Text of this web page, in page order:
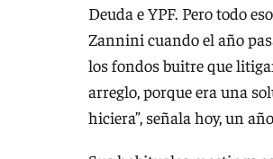
Deuda e YPF. Pero todo
Zannini cuando el año
los fondos buitre que
arreglo, porque era una
hiciera”, señala hoy, un